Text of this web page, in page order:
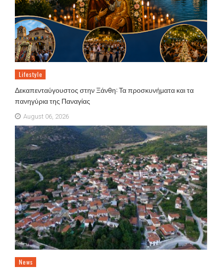
Lifestyle
Δεκαπενταύγουστος στην Ξάνθη: Τα προσκυνήματα και τα
πανηγύρια της Παναγίας
August 06, 2026
News